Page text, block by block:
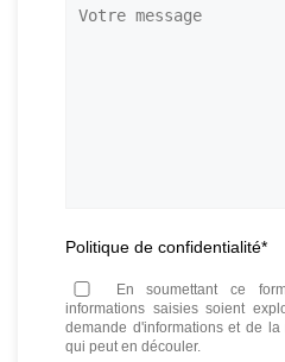
Votre
Politique de confidentialité*
En soumettant ce
informations saisies soient
demande d'informations et de
qui peut en découler.